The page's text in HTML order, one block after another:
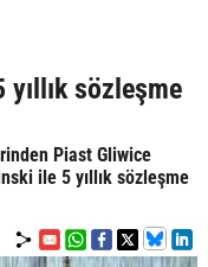
sözleşme
Piast Gliwice
ile 5 yıllık sözleşme